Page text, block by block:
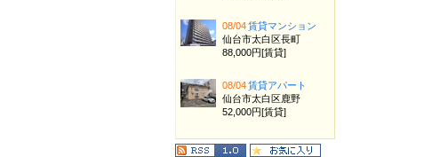
08/04賃貸マンション
仙台市太白区長町
88,000円[賃貸]
08/04賃貸アパート
仙台市太白区鹿野
52,000円[賃貸]